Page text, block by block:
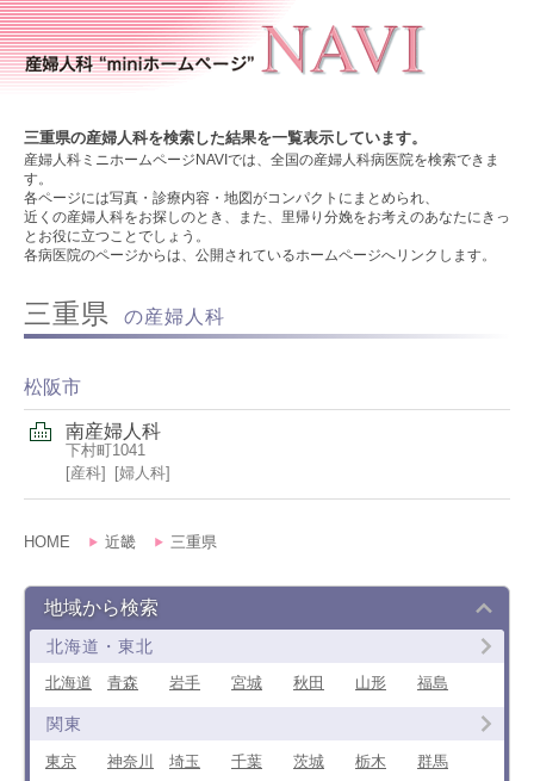
三重県の産婦人科を検索した結果を一覧表示しています。
産婦人科ミニホームページNAVIでは、全国の産婦人科病医院を検索できま
す。
各ページには写真・診療内容・地図がコンパクトにまとめられ、
近くの産婦人科をお探しのとき、また、里帰り分娩をお考えのあなたにきっ
とお役に立つことでしょう。
各病医院のページからは、公開されているホームページへリンクします。
三重県 の産婦人科
松阪市
南産婦人科
下村町1041
産科
婦人科
HOME 近畿 三重県
地域から検索
北海道・東北
北海道 青森 岩手 宮城 秋田 山形 福島
関東
東京 神奈川 埼玉 千葉 茨城 栃木 群馬